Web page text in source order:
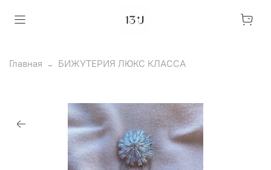
Главная БИЖУТЕРИЯ ЛЮКС КЛАССА